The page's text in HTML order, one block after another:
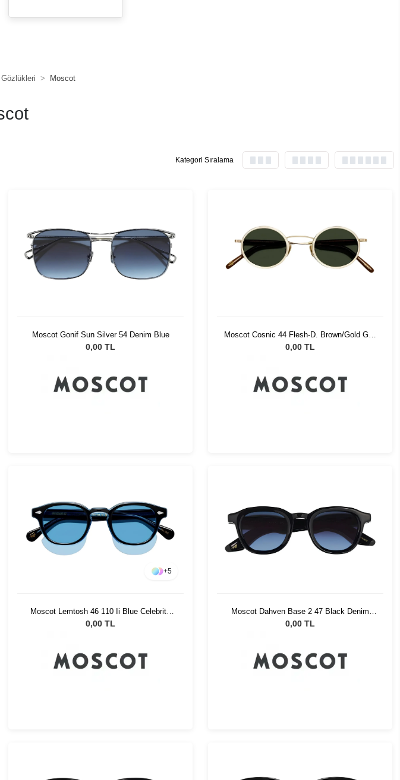
Moscot
Kategori Sıralama
Moscot Gonif Sun Silver 54 Denim Blue
0,00 TL
Moscot Cosnic 44 Flesh-D. Brown/Gold G15
Pln
0,00 TL
+5
Moscot Lemtosh 46 110 Ii Blue Celebrity
Blue
0,00 TL
Moscot Dahven Base 2 47 Black Denim
Blue
0,00 TL